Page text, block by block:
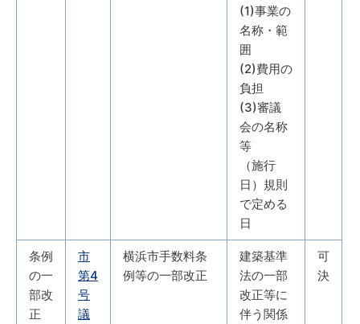
(1)事業の
名称・範
囲
(2)費用の
負担
(3)審議
会の名称
等
（施行
日）規則
で定める
日
条例
の一
部改
正
市
第4
号
議
横浜市手数料条
例等の一部改正
建築基準
法の一部
改正等に
伴う関係
可
決